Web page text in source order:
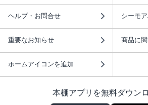
ヘルプ・お問合せ シーモ
重要なお知らせ 商品に
ホームアイコンを追加
本棚アプリを無料ダウン